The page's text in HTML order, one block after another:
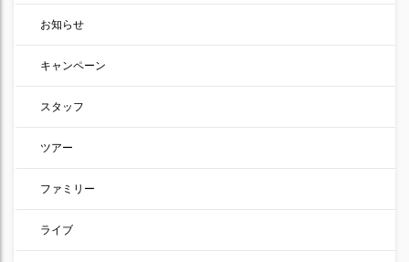
お知らせ
キャンペーン
スタッフ
ツアー
ファミリー
ライブ